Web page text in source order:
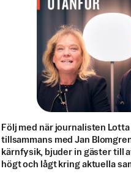
Följ med när journalisten
tillsammans med Jan
kärnfysik, bjuder in gäster till
högt och lågt kring aktuella